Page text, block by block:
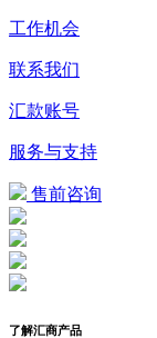
工作机会
联系我们
汇款账号
服务与支持
售前咨询
了解汇商产品